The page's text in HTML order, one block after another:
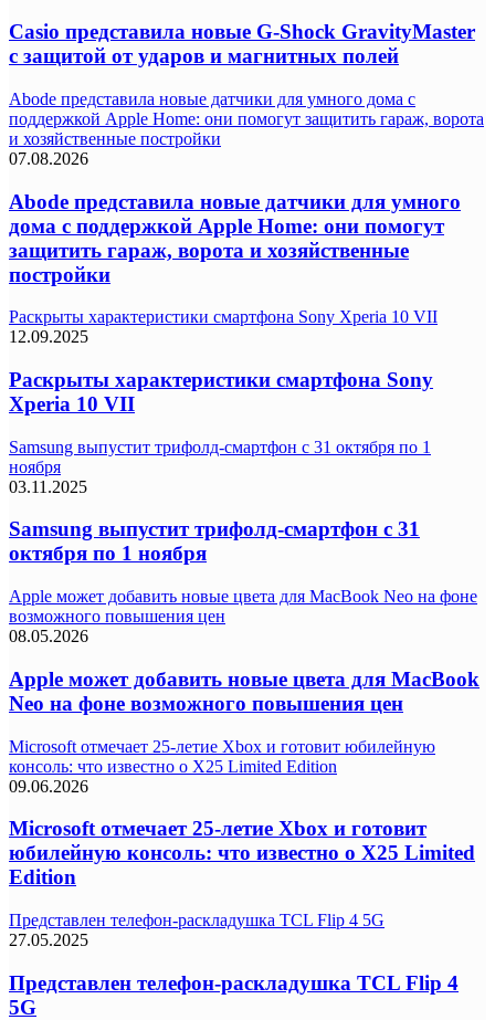
Casio представила новые G-Shock GravityMaster
с защитой от ударов и магнитных полей
Abode представила новые датчики для умного дома с
поддержкой Apple Home: они помогут защитить гараж, ворота
и хозяйственные постройки
07.08.2026
Abode представила новые датчики для умного
дома с поддержкой Apple Home: они помогут
защитить гараж, ворота и хозяйственные
постройки
Раскрыты характеристики смартфона Sony Xperia 10 VII
12.09.2025
Раскрыты характеристики смартфона Sony
Xperia 10 VII
Samsung выпустит трифолд-смартфон с 31 октября по 1
ноября
03.11.2025
Samsung выпустит трифолд-смартфон с 31
октября по 1 ноября
Apple может добавить новые цвета для MacBook Neo на фоне
возможного повышения цен
08.05.2026
Apple может добавить новые цвета для MacBook
Neo на фоне возможного повышения цен
Microsoft отмечает 25-летие Xbox и готовит юбилейную
консоль: что известно о X25 Limited Edition
09.06.2026
Microsoft отмечает 25-летие Xbox и готовит
юбилейную консоль: что известно о X25 Limited
Edition
Представлен телефон-раскладушка TCL Flip 4 5G
27.05.2025
Представлен телефон-раскладушка TCL Flip 4
5G